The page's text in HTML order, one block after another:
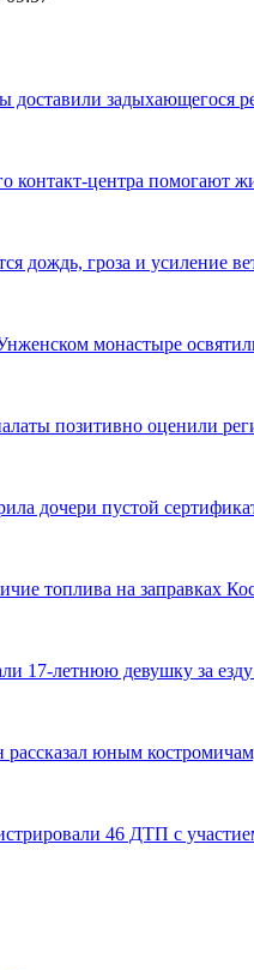
доставили задыхающегося
контакт-центра помогают
дождь, гроза и усиление
монастыре
позитивно оценили
дочери пустой
топлива на заправках
17-летнюю девушку за
юным
46 ДТП с